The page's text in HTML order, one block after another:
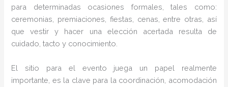
para determinadas ocasiones formales, tales como:
ceremonias, premiaciones, fiestas, cenas, entre otras, así
que vestir y hacer una elección acertada resulta de
cuidado, tacto y conocimiento.
El sitio para el evento juega un papel realmente
importante, es la clave para la coordinación, acomodación